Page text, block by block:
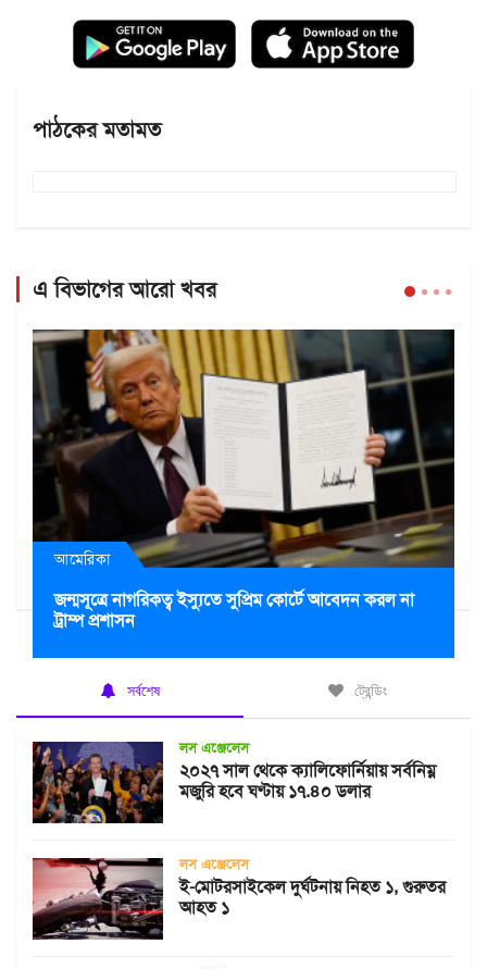
পাঠকের মতামত
এ বিভাগের আরো খবর
আমেরিকা
জন্মসূত্রে নাগরিকত্ব ইস্যুতে সুপ্রিম কোর্টে আবেদন করল না
ট্রাম্প প্রশাসন
সর্বশেষ ট্রেন্ডিং
লস এঞ্জেলেস
২০২৭ সাল থেকে ক্যালিফোর্নিয়ায় সর্বনিম্ন
মজুরি হবে ঘণ্টায় ১৭.৪০ ডলার
লস এঞ্জেলেস
ই-মোটরসাইকেল দুর্ঘটনায় নিহত ১, গুরুতর
আহত ১